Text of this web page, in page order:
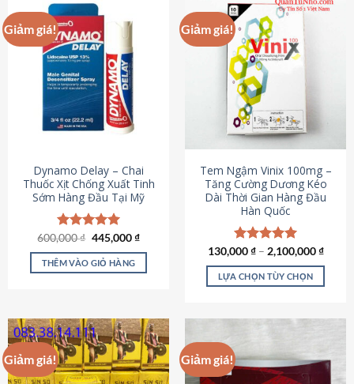
Giảm giá!
Dynamo Delay – Chai
Thuốc Xịt Chống Xuất Tinh
Sớm Hàng Đầu Tại Mỹ
Được xếp
hạng5.00
5 sao
600,000₫ Giá
là:
600,000 ₫.
445,000₫Giá
tại
THÊM VÀO GIỎ HÀNG
Giảm giá!
Tem Ngậm Vinix 100mg –
Tăng Cường Dương Kéo
Dài Thời Gian Hàng Đầu
Hàn Quốc
Được xếp
hạng5.00
5 sao
130,000₫– 2,100,000₫
LỰA CHỌN TÙY CHỌN
nhiều
biến
Giảm giá! Giảm giá!